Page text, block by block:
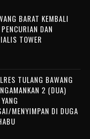
BARAT KEMBALI
DAN
TOWER
TULANG BAWANG
2 (DUA)
MENYIMPAN DI DUGA